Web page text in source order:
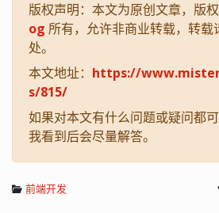
版权声明：本文为原创文章，版
og 所有，允许非商业转载，转载
处。
本文地址： https://
s/815/
如果对本文有什么问题或疑问都可
我看到后会尽量解答。
前端开发